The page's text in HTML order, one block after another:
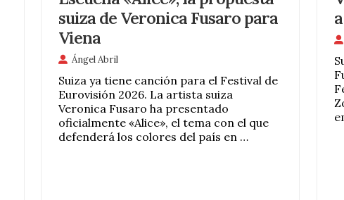
suiza de Veronica Fusaro para
Viena
Ángel Abril
Suiza ya tiene canción para el Festival de
Eurovisión 2026. La artista suiza
Veronica Fusaro ha presentado
oficialmente «Alice», el tema con el que
defenderá los colores del país en …